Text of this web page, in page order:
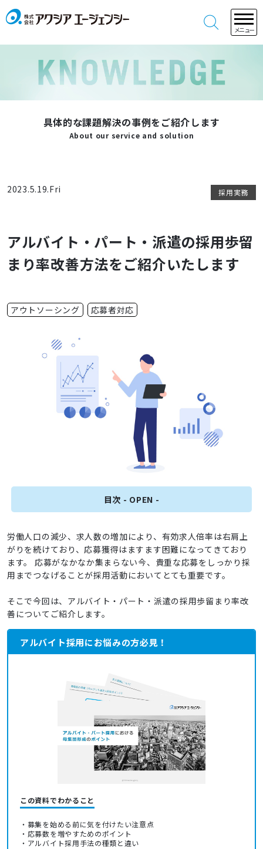
メニュー
具体的な課題解決の事例をご紹介します
About our service and solution
2023.5.19.Fri 採用実務
アルバイト・パート・派遣の採用歩留
まり率改善方法をご紹介いたします
アウトソーシング 応募者対応
労働人口の減少、求人数の増加により、有効求人倍率は右肩上
がりを続けており、応募獲得はますます困難になってきており
ます。 応募がなかなか集まらない今、貴重な応募をしっかり採
用までつなげることが採用活動においてとても重要です。
そこで今回は、アルバイト・パート・派遣の採用歩留まり率改
善についてご紹介します。
アルバイト採用にお悩みの方必見！
この資料でわかること
・募集を始める前に気を付けたい注意点
・応募数を増やすためのポイント
・アルバイト採用手法の種類と違い